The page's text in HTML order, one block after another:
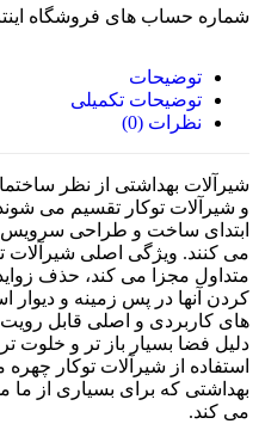
شماره حساب های فروشگاه
توضیحات
توضیحات تکمیلی
نظرات (0)
شیرآلات بهداشتی از نظر
و شیرآلات توکار تقسیم می
ابتدای ساخت و طراحی سرویس
می کنند. ویژگی اصلی شیرآلات
متداول مجزا می کند، حذف
کردن آنها در پس زمینه و دیوار
های کاربردی و اصلی قابل
دلیل فضا بسیار باز تر و خلوت
استفاده از شیرآلات توکار
بهداشتی که برای بسیاری از
می کند.